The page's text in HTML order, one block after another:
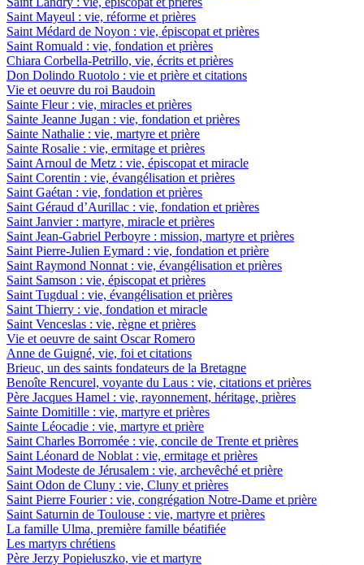
Saint Mayeul : vie, réforme et prières
Saint Médard de Noyon : vie, épiscopat et prières
Saint Romuald : vie, fondation et prières
Chiara Corbella-Petrillo, vie, écrits et prières
Don Dolindo Ruotolo : vie et prière et citations
Vie et oeuvre du roi Baudoin
Sainte Fleur : vie, miracles et prières
Sainte Jeanne Jugan : vie, fondation et prières
Sainte Nathalie : vie, martyre et prière
Sainte Rosalie : vie, ermitage et prières
Saint Arnoul de Metz : vie, épiscopat et miracle
Saint Corentin : vie, évangélisation et prières
Saint Gaétan : vie, fondation et prières
Saint Géraud d’Aurillac : vie, fondation et prières
Saint Janvier : martyre, miracle et prières
Saint Jean-Gabriel Perboyre : mission, martyre et prières
Saint Pierre-Julien Eymard : vie, fondation et prière
Saint Raymond Nonnat : vie, évangélisation et prières
Saint Samson : vie, épiscopat et prières
Saint Tugdual : vie, évangélisation et prières
Saint Thierry : vie, fondation et miracle
Saint Venceslas : vie, règne et prières
Vie et oeuvre de saint Oscar Romero
Anne de Guigné, vie, foi et citations
Brieuc, un des saints fondateurs de la Bretagne
Benoîte Rencurel, voyante du Laus : vie, citations et prières
Père Jacques Hamel : vie, rayonnement, héritage, prières
Sainte Domitille : vie, martyre et prières
Sainte Léocadie : vie, martyre et prière
Saint Charles Borromée : vie, concile de Trente et prières
Saint Léonard de Noblat : vie, ermitage et prières
Saint Modeste de Jérusalem : vie, archevêché et prière
Saint Odon de Cluny : vie, Cluny et prières
Saint Pierre Fourier : vie, congrégation Notre-Dame et prière
Saint Saturnin de Toulouse : vie, martyre et prières
La famille Ulma, première famille béatifiée
Les martyrs chrétiens
Père Jerzy Popiełuszko, vie et martyre